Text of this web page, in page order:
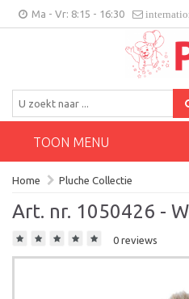
Ma - Vr: 8:15 - 16:30
TOON MENU
Home Pluche Collectie
Art. nr. 1050426 -
0 reviews